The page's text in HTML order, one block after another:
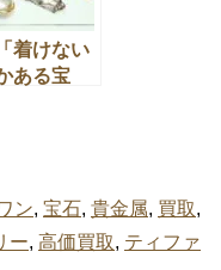
着けない
ある宝
ン, 宝石, 貴金属, 買取,
ー, 高価買取, ティファ